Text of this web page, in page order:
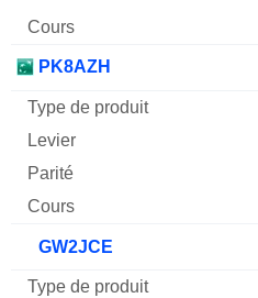
PK8AZH
GW2JCE